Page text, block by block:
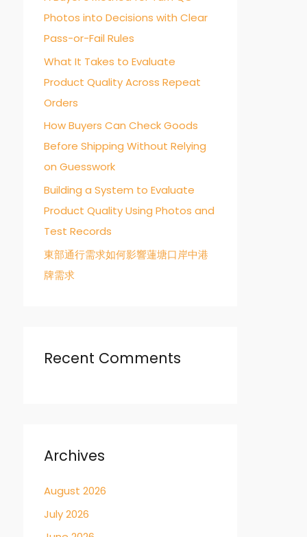
o
r
:
Photos into Decisions with Clear
Pass-or-Fail Rules
What It Takes to Evaluate
Product Quality Across Repeat
Orders
How Buyers Can Check Goods
Before Shipping Without Relying
on Guesswork
Building a System to Evaluate
Product Quality Using Photos and
Test Records
東部通行需求如何影響蓮塘口岸中港
牌需求
Recent Comments
Archives
August 2026
July 2026